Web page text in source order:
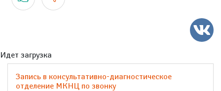
Идет загрузка
Запись в консультативно-диагностическое
отделение МКНЦ по звонку